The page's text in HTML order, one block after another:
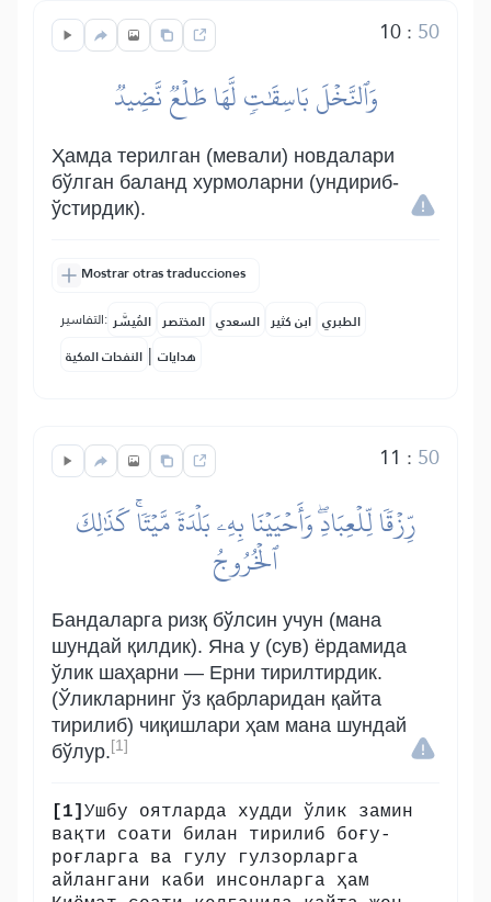
10: 50
وَٱلنَّخۡلَ بَاسِقَٰتٖ لَّهَا طَلۡعٞ نَّضِيدٞ
Ҳамда терилган (мевали) новдалари
бўлган баланд хурмоларни (ундириб-
ўстирдик).
Mostrar otras traducciones
التفاسير: المُيسَّر المختصر السعدي ابن كثير الطبري
النفحات المكية | هدايات
11 : 50
رِّزۡقٗا لِّلۡعِبَادِۖ وَأَحۡيَيۡنَا بِهِۦ بَلۡدَةٗ مَّيۡتٗاۚ كَذَٰلِكَ
ٱلۡخُرُوجُ
Бандаларга ризқ бўлсин учун (мана
шундай қилдик). Яна у (сув) ёрдамида
ўлик шаҳарни — Ерни тирилтирдик.
(Ўликларнинг ўз қабрларидан қайта
тирилиб) чиқишлари ҳам мана шундай
бўлур. [1]
[1] Ушбу оятларда худди ўлик замин
вақти соати билан тирилиб боғу-
роғларга ва гулу гулзорларга
айлангани каби инсонларга ҳам